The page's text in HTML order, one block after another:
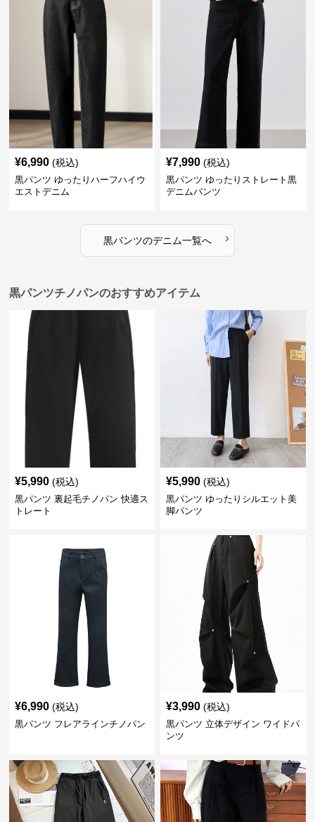
¥6,990 (税込)
黒パンツ ゆったりハーフハイウ
エストデニム
¥7,990 (税込)
黒パンツ ゆったりストレート黒
デニムパンツ
黒パンツのデニム一覧へ ›
黒パンツチノパンのおすすめアイテム
¥5,990 (税込)
黒パンツ 裏起毛チノパン 快適ス
トレート
¥5,990 (税込)
黒パンツ ゆったりシルエット美
脚パンツ
¥6,990 (税込)
黒パンツ フレアラインチノパン
¥3,990 (税込)
黒パンツ 立体デザイン ワイドパ
ンツ